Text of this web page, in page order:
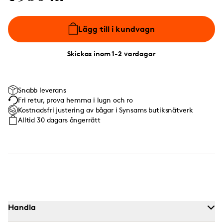
Lägg till i kundvagn
Skickas inom 1-2 vardagar
Snabb leverans
Fri retur, prova hemma i lugn och ro
Kostnadsfri justering av bågar i Synsams butiksnätverk
Alltid 30 dagars ångerrätt
Handla